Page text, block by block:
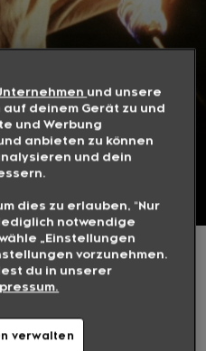
KINO
es auch im Februar
Whoopi Goldberg in
auf den Kinostart
ein.TV-Premiere
dieses Kult Kino: Wir
und unsere
deinem Gerät zu und
und Werbung
anbieten zu können
und dein
dies zu erlauben, "Nur
notwendige
„Einstellungen
vorzunehmen.
du in unserer
verwalten